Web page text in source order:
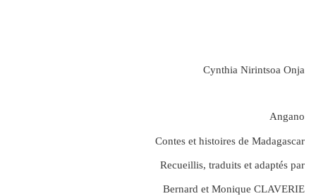
Cynthia Nirintsoa Onja
Angano
Contes et histoires de Madagascar
Recueillis, traduits et adaptés par
Bernard et Monique CLAVERIE